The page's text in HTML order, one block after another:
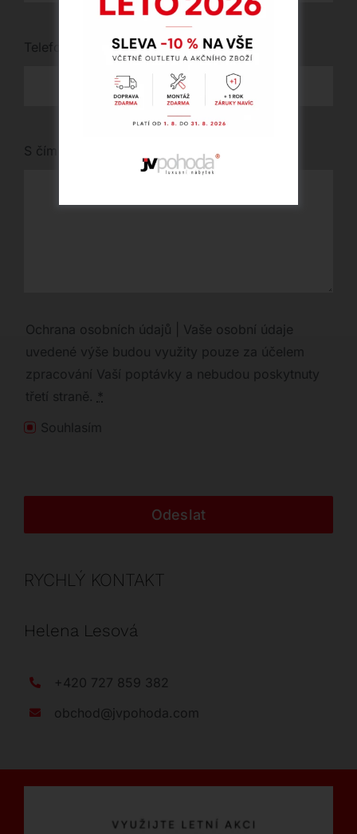
Telefon
S čím vám můžeme pomoci?
Ochrana osobních údajů | Vaše osobní údaje
uvedené výše budou využity pouze za účelem
zpracování Vaší poptávky a nebudou poskytnuty
třetí straně. *
Souhlasím
Odeslat
RYCHLÝ KONTAKT
Helena Lesová
+420 727 859 382
obchod@jvpohoda.com